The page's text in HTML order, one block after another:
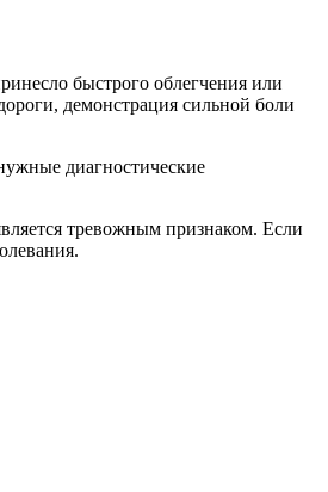
быстрого облегчения или
демонстрация сильной боли
диагностические
тревожным признаком. Если